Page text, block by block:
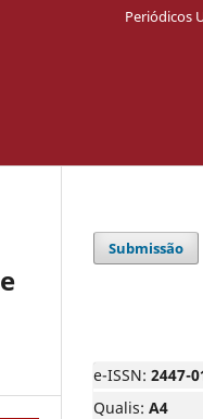
Periódicos
Submissão
e-ISSN: 2447-
Qualis: A4